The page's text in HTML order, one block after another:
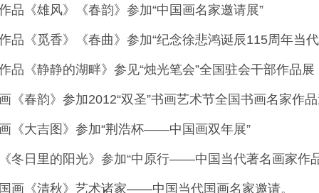
品《雄风》《春韵》参加“中国画名家邀请展”
品《觅香》《春曲》参加“纪念徐悲鸿诞辰115周年当
品《静静的湖畔》参见“烛光笔会”全国驻会干部作品展
《春韵》参加2012“双圣”书画艺术节全国书画名家作
《大吉图》参加“荆浩杯——中国画双年展”
冬日里的阳光》参加“中原行——中国当代著名画家作
画《清秋》艺术诸家——中国当代国画名家邀请。